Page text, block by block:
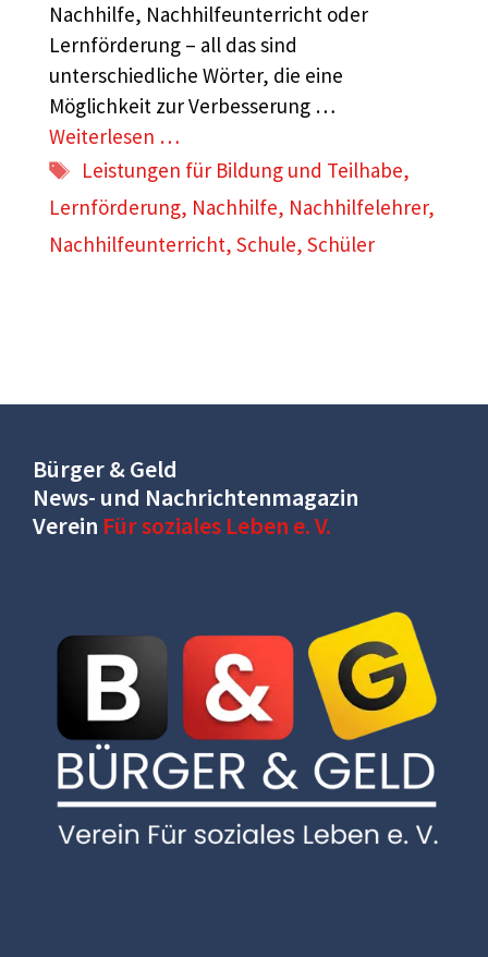
Nachhilfe, Nachhilfeunterricht oder
Lernförderung – all das sind
unterschiedliche Wörter, die eine
Möglichkeit zur Verbesserung …
Weiterlesen …
Schlagwörter
Leistungen für Bildung und Teilhabe,
Lernförderung, Nachhilfe, Nachhilfelehrer,
Nachhilfeunterricht, Schule, Schüler
Bürger & Geld
News- und Nachrichtenmagazin
Verein Für soziales Leben e. V.